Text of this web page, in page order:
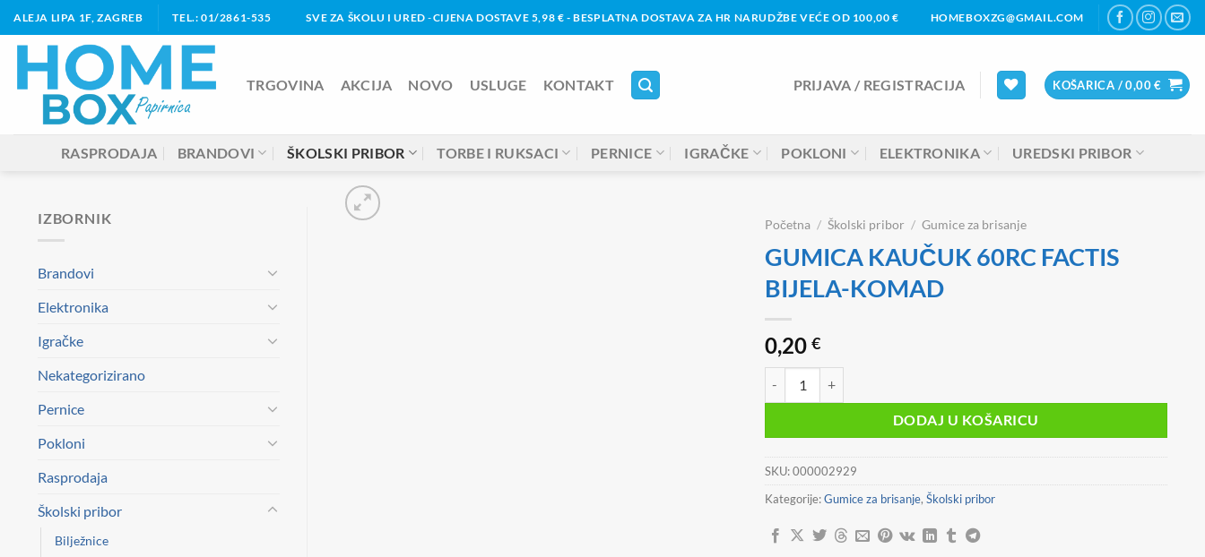
Skip
to
ALEJA LIPA 1F, ZAGREB TEL.: 01/2861-535 SVE ZA ŠKOLU I URED -CIJENA DOSTAVE 5,98 € - BESPLATNA DOSTAVA ZA HR NARUDŽBE VEĆE OD 100,00 € HOMEBOXZG@GMAIL.COM
TRGOVINA AKCIJA NOVO USLUGE KONTAKT PRIJAVA / REGISTRACIJA KOŠARICA /0,00€
RASPRODAJA BRANDOVI ŠKOLSKI PRIBOR TORBE I RUKSACI PERNICE IGRAČKE POKLONI ELEKTRONIKA UREDSKI PRIBOR
IZBORNIK
Brandovi
Elektronika
Igračke
Nekategorizirano
Pernice
Pokloni
Rasprodaja
Školski pribor
Bilježnice
Početna / Školski pribor / Gumice za brisanje
GUMICA KAUČUK 60RC FACTIS
BIJELA-KOMAD
0,20 €
DODAJ U KOŠARICU
SKU:000002929
Kategorije:Gumice za brisanje, Školski pribor